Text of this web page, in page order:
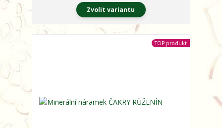
Zvolit variantu
TOP produkt